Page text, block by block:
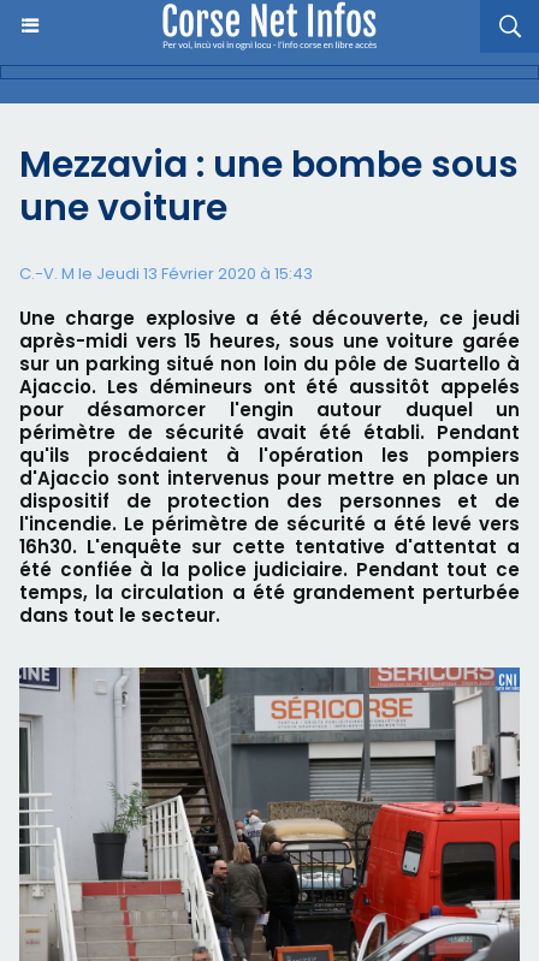
Mezzavia : une bombe sous
une voiture
C.-V. M le Jeudi 13 Février 2020 à 15:43
Une charge explosive a été découverte, ce jeudi
après-midi vers 15 heures, sous une voiture garée
sur un parking situé non loin du pôle de Suartello à
Ajaccio. Les démineurs ont été aussitôt appelés
pour désamorcer l'engin autour duquel un
périmètre de sécurité avait été établi. Pendant
qu'ils procédaient à l'opération les pompiers
d'Ajaccio sont intervenus pour mettre en place un
dispositif de protection des personnes et de
l'incendie. Le périmètre de sécurité a été levé vers
16h30. L'enquête sur cette tentative d'attentat a
été confiée à la police judiciaire. Pendant tout ce
temps, la circulation a été grandement perturbée
dans tout le secteur.